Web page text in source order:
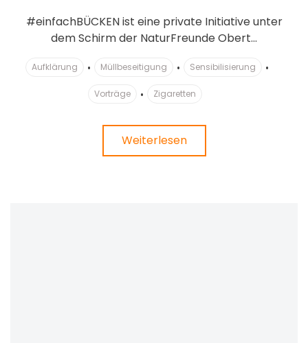
#einfachBÜCKEN ist eine private Initiative unter
dem Schirm der NaturFreunde Obert...
Aufklärung Müllbeseitigung Sensibilisierung
Vorträge Zigaretten
Weiterlesen